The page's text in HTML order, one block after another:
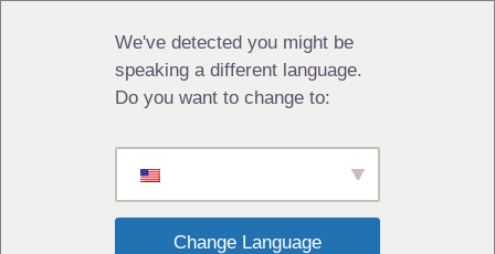
We've detected you might be
speaking a different language.
Do you want to change to:
Change Language